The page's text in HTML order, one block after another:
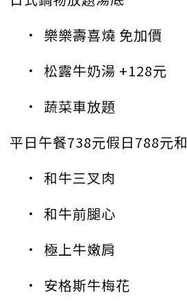
樂樂壽喜燒 免加價
松露牛奶湯 +128元
蔬菜車放題
平日午餐738元假日788元
和牛三叉肉
和牛前腿心
極上牛嫩肩
安格斯牛梅花